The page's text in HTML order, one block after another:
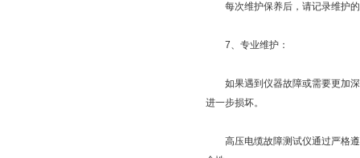
每次维护保养后，请记录维护的
7、专业维护：
如果遇到仪器故障或需要更加深
进一步损坏。
高压电缆故障测试仪通过严格遵